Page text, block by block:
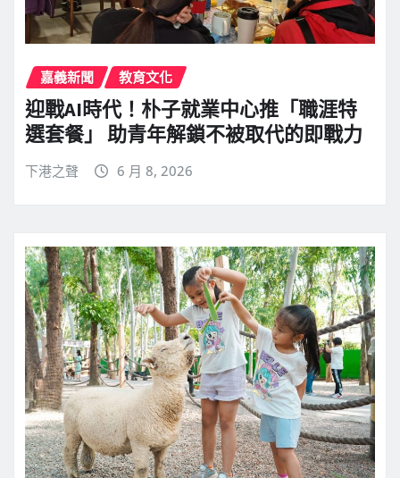
嘉義新聞 教育文化
迎戰AI時代！朴子就業中心推「職涯特
選套餐」 助青年解鎖不被取代的即戰力
下港之聲 6 月 8, 2026